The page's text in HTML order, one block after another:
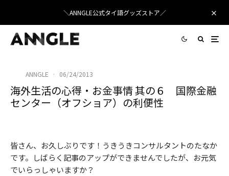
＼ANNGLE公式タイ語グッズストア／
ANNGLE · 06/24/2013
海外生活の心得・お金事情 其の６ 国際金融
センター（オフショア）の利便性
皆さん、お久しぶりです！うきうきコンサルタントのたなか
です。しばらく記事のアップができませんでしたが、お元気
でいらっしゃいますか？